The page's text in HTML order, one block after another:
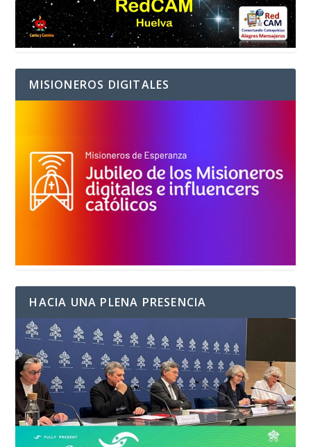
MISIONEROS DIGITALES
HACIA UNA PLENA PRESENCIA